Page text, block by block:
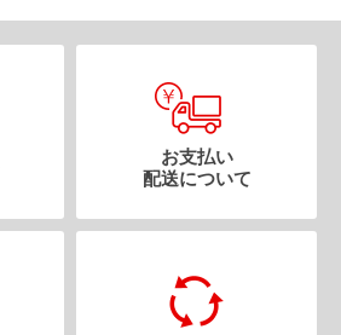
お支払い
配送について